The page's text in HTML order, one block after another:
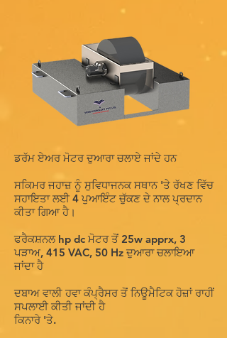
ਡਰੱਮ ਏਅਰ ਮੋਟਰ ਦੁਆਰਾ ਚਲਾਏ ਜਾਂਦੇ ਹਨ
ਸਕਿਮਰ ਜਹਾਜ਼ ਨੂੰ ਸੁਵਿਧਾਜਨਕ ਸਥਾਨ 'ਤੇ ਰੱਖਣ ਵਿੱਚ
ਸਹਾਇਤਾ ਲਈ 4 ਪੁਆਇੰਟ ਚੁੱਕਣ ਦੇ ਨਾਲ ਪ੍ਰਦਾਨ
ਕੀਤਾ ਗਿਆ ਹੈ।
ਫਰੈਕਸ਼ਨਲ hp dc ਮੋਟਰ ਤੋਂ 25w apprx, 3
ਪੜਾਅ, 415 VAC, 50 Hz ਦੁਆਰਾ ਚਲਾਇਆ
ਜਾਂਦਾ ਹੈ
ਦਬਾਅ ਵਾਲੀ ਹਵਾ ਕੰਪ੍ਰੈਸਰ ਤੋਂ ਨਿਊਮੈਟਿਕ ਹੋਜ਼ਾਂ ਰਾਹੀਂ
ਸਪਲਾਈ ਕੀਤੀ ਜਾਂਦੀ ਹੈ
ਕਿਨਾਰੇ 'ਤੇ.